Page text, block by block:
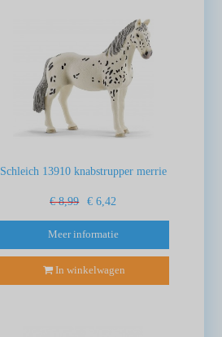
Schleich 13910 knabstrupper merrie
€ 8,99 € 6,42
Meer informatie
In winkelwagen